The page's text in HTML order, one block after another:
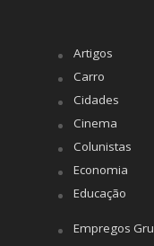
Artigos
Carro
Cidades
Cinema
Colunistas
Economia
Educação
Empregos Gru